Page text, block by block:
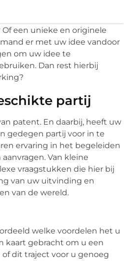
een unieke en originele
er met uw idee vandoor
om uw idee te
Dan rest hierbij
partij
patent. En daarbij, heeft uw
gedegen partij voor in te
ervaring in het begeleiden
Van kleine
vraagstukken die hier bij
van uw uitvinding en
van de wereld.
welke voordelen het u
kaart gebracht om u een
dit traject voor u genoeg